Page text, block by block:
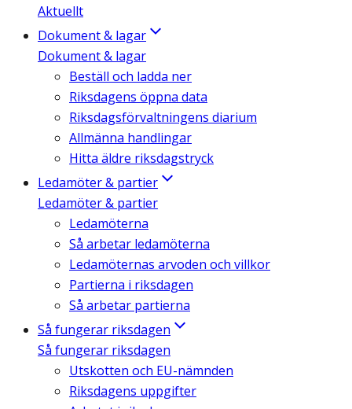
Aktuellt
Dokument & lagar
Dokument & lagar
Beställ och ladda ner
Riksdagens öppna data
Riksdagsförvaltningens diarium
Allmänna handlingar
Hitta äldre riksdagstryck
Ledamöter & partier
Ledamöter & partier
Ledamöterna
Så arbetar ledamöterna
Ledamöternas arvoden och villkor
Partierna i riksdagen
Så arbetar partierna
Så fungerar riksdagen
Så fungerar riksdagen
Utskotten och EU-nämnden
Riksdagens uppgifter